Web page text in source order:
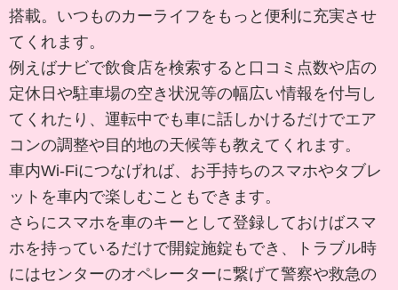
搭載。いつものカーライフをもっと便利に充実させ
てくれます。
例えばナビで飲食店を検索すると口コミ点数や店の
定休日や駐車場の空き状況等の幅広い情報を付与し
てくれたり、運転中でも車に話しかけるだけでエア
コンの調整や目的地の天候等も教えてくれます。
車内Wi-Fiにつなげれば、お手持ちのスマホやタブレ
ットを車内で楽しむこともできます。
さらにスマホを車のキーとして登録しておけばスマ
ホを持っているだけで開錠施錠もでき、トラブル時
にはセンターのオペレーターに繋げて警察や救急の